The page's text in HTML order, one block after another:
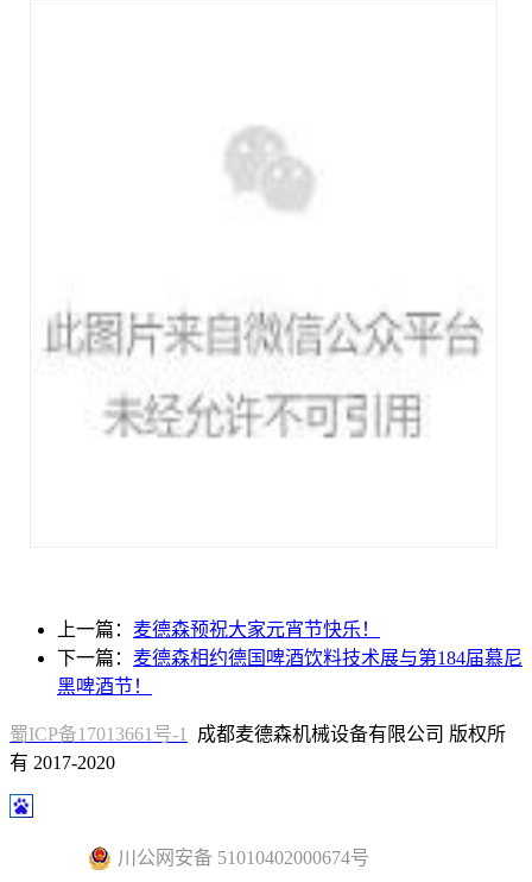
上一篇： 麦德森预祝大家元宵节快乐！
下一篇： 麦德森相约德国啤酒饮料技术展与第184届慕尼
黑啤酒节！
蜀ICP备17013661号-1
成都麦德森机械设备有限公司 版权所
有 2017-2020
川公网安备 51010402000674号